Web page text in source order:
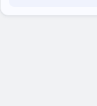
εθελοντική
επείγουσες
ευρύτερης